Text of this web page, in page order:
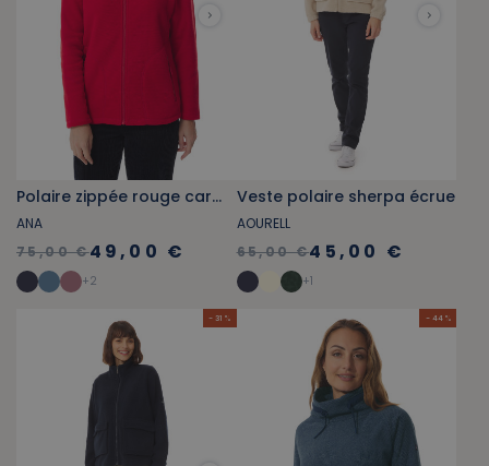
Polaire zippée rouge carmin
ANA
75,00 €49,00 €
+2
Veste polaire sherpa écrue
AOURELL
65,00 €45,00 €
+1
- 31 % - 44 %